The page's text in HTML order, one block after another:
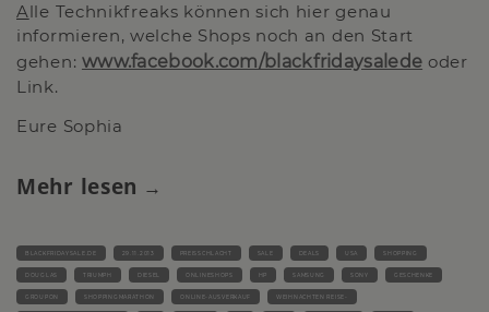
Alle Technikfreaks können sich hier genau
informieren, welche Shops noch an den Start
gehen: www.facebook.com/blackfridaysalede oder
Link.
Eure Sophia
Mehr lesen
BLACKFRIDAYSALE.DE 29.11.2013 PREISSCHLACHT SALE DEALS USA SHOPPING
DOUGLAS TRIUMPH DIESEL ONLINESHOPS HP SAMSUNG SONY GESCHENKE
GROUPON SHOPPINGMARATHON ONLINE-AUSVERKAUF WEIHNACHTEN REISE-